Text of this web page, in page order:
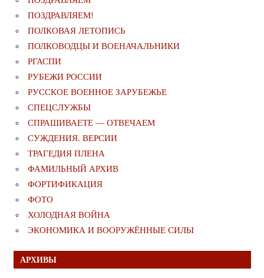
ПОЗДРАВЛЯЕМ!
ПОЛКОВАЯ ЛЕТОПИСЬ
ПОЛКОВОДЦЫ И ВОЕНАЧАЛЬНИКИ
РГАСПИ
РУБЕЖИ РОССИИ
РУССКОЕ ВОЕННОЕ ЗАРУБЕЖЬЕ
СПЕЦСЛУЖБЫ
СПРАШИВАЕТЕ — ОТВЕЧАЕМ
СУЖДЕНИЯ. ВЕРСИИ
ТРАГЕДИЯ ПЛЕНА
ФАМИЛЬНЫЙ АРХИВ
ФОРТИФИКАЦИЯ
ФОТО
ХОЛОДНАЯ ВОЙНА
ЭКОНОМИКА И ВООРУЖЁННЫЕ СИЛЫ
АРХИВЫ